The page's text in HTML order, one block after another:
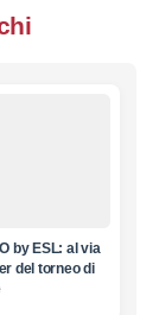
by ESL: al via
del torneo di